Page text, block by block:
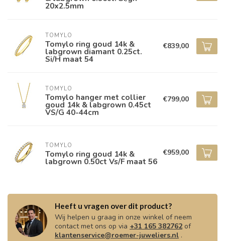
20x2.5mm
TOMYLO
Tomylo ring goud 14k &
labgrown diamant 0.25ct.
Si/H maat 54
€839,00
TOMYLO
Tomylo hanger met collier
goud 14k & labgrown 0.45ct
VS/G 40-44cm
€799,00
TOMYLO
Tomylo ring goud 14k &
labgrown 0.50ct Vs/F maat 56
€959,00
Heeft u vragen over dit product?
Wij helpen u graag in onze winkel of neem
contact met ons op via +31 165 382762of
klantenservice@roemer-juweliers.nl .